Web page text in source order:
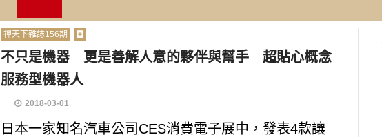
禪天下雜誌156期
不只是機器 更是善解人意的夥伴與幫手 超貼心概念
服務型機器人
2018-03-01
日本一家知名汽車公司CES消費電子展中，發表4款讓